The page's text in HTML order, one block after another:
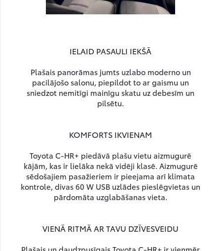
IELAID PASAULI IEKŠĀ
Plašais panorāmas jumts uzlabo moderno un
pacilājošo salonu, piepildot to ar gaismu un
sniedzot nemitīgi mainīgu skatu uz debesīm un
pilsētu.
KOMFORTS IKVIENAM
Toyota C-HR+ piedāvā plašu vietu aizmugurē
kājām, kas ir lielāka nekā vidēji klasē. Aizmugurē
sēdošajiem pasažieriem ir pieejama arī klimata
kontrole, divas 60 W USB uzlādes pieslēgvietas un
pārdomāta uzglabāšanas vieta.
VIENĀ RITMĀ AR TAVU DZĪVESVEIDU